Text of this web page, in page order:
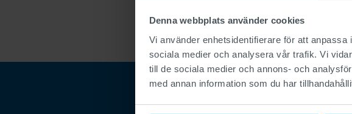
Denna webbplats använder cookies
Vi använder enhetsidentifierare för att
sociala medier och analysera vår trafik. Vi
till de sociala medier och annons- och
med annan information som du har